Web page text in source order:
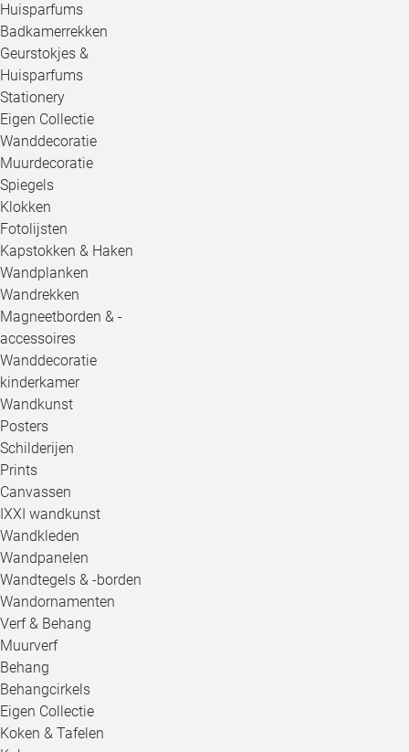
Huisparfums
Badkamerrekken
Geurstokjes &
Huisparfums
Stationery
Eigen Collectie
Wanddecoratie
Muurdecoratie
Spiegels
Klokken
Fotolijsten
Kapstokken & Haken
Wandplanken
Wandrekken
Magneetborden & -
accessoires
Wanddecoratie
kinderkamer
Wandkunst
Posters
Schilderijen
Prints
Canvassen
IXXI wandkunst
Wandkleden
Wandpanelen
Wandtegels & -borden
Wandornamenten
Verf & Behang
Muurverf
Behang
Behangcirkels
Eigen Collectie
Koken & Tafelen